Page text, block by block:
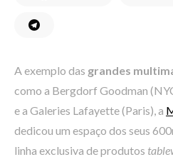
A exemplo das grandes
como a Bergdorf Goodman
e a Galeries Lafayette (Paris), a
dedicou um espaço dos seus
linha exclusiva de produtos